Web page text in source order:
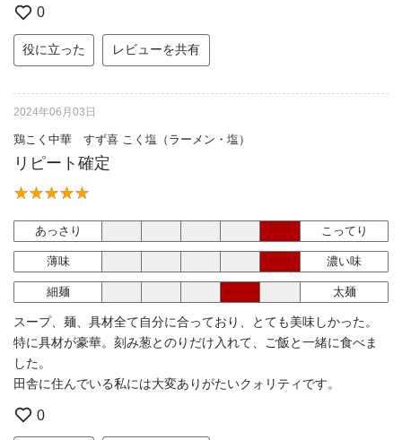
0
役に立った レビューを共有
2024年06月03日
鶏こく中華 すず喜 こく塩（ラーメン・塩）
リピート確定
あっさり こってり
薄味 濃い味
細麺 太麺
スープ、麺、具材全て自分に合っており、とても美味しかった。
特に具材が豪華。刻み葱とのりだけ入れて、ご飯と一緒に食べま
した。
田舎に住んでいる私には大変ありがたいクォリティです。
0